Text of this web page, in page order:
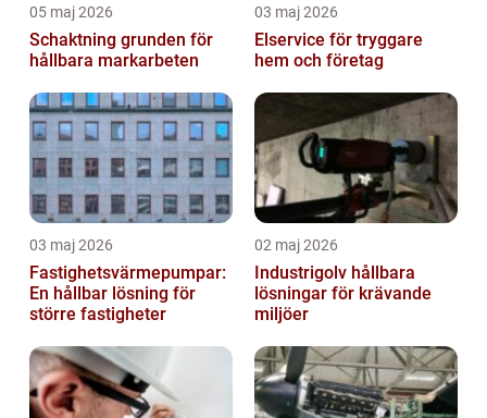
05 maj 2026
Schaktning grunden för
hållbara markarbeten
03 maj 2026
Elservice för tryggare
hem och företag
03 maj 2026
Fastighetsvärmepumpar:
En hållbar lösning för
större fastigheter
02 maj 2026
Industrigolv hållbara
lösningar för krävande
miljöer